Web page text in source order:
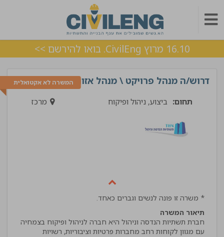
16.10 מרוץ CivilEng. בואו להירשם >>
המשרה לא אקטואלית דרוש/ה מנהל פרויקט \ מנהל אזור
תחום: ביצוע, ניהול ופיקוח מרכז
* משרה זו פונה לנשים וגברים כאחד.
תיאור המשרה
חברת תשתיות הנדסה וניהול היא חברה לניהול ופיקוח בצמחיה
עם מגוון לקוחות רחב מחברות פרטיות וציבוריות, רשויות